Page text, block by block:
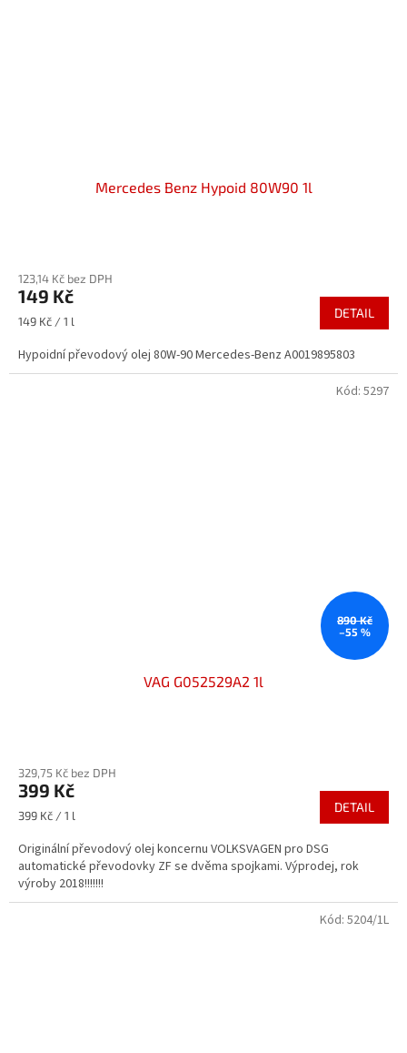
Mercedes Benz Hypoid 80W90 1l
produktu
je
3,3
5
123,14 Kč bez DPH
149 Kč
Měrná
149 Kč / 1 l
DETAIL
Hypoidní převodový olej 80W-90 Mercedes-Benz A0019895803
890 Kč
–55 %
VAG G052529A2 1l
produktu
je
3,2
5
hvězdiček.
329,75 Kč bez DPH
399 Kč
Měrná
399 Kč / 1 l
DETAIL
Originální převodový olej koncernu VOLKSVAGEN pro DSG
automatické převodovky ZF se dvěma spojkami. Výprodej, rok
výroby 2018!!!!!!!
Kód: 5297
Kód: 5204/1L